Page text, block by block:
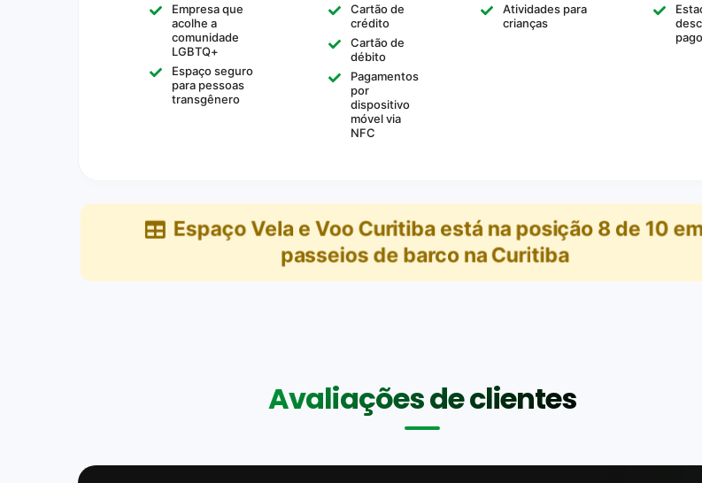
Empresa que
acolhe a
comunidade
LGBTQ+
Espaço seguro
para pessoas
transgênero
Cartão de
crédito
Cartão de
débito
Pagamentos
por
dispositivo
móvel via
NFC
Atividades para
crianças
pago
Espaço Vela e Voo Curitiba está na posição 8 de 10
passeios de barco na Curitiba
Avaliações de clientes